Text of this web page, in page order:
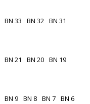
BN 33 BN 32 BN 31
BN 21 BN 20 BN 19
BN 9 BN 8 BN 7 BN 6